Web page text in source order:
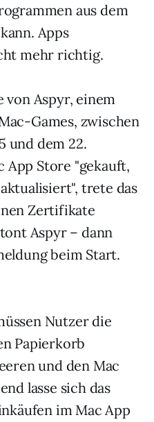
aus dem
Apps
mehr richtig.
von Aspyr, einem
Games, zwischen
und dem 22.
App Store "gekauft,
trete das
Zertifikate
Aspyr – dann
beim Start.
Nutzer die
Papierkorb
und den Mac
lasse sich das
im Mac App